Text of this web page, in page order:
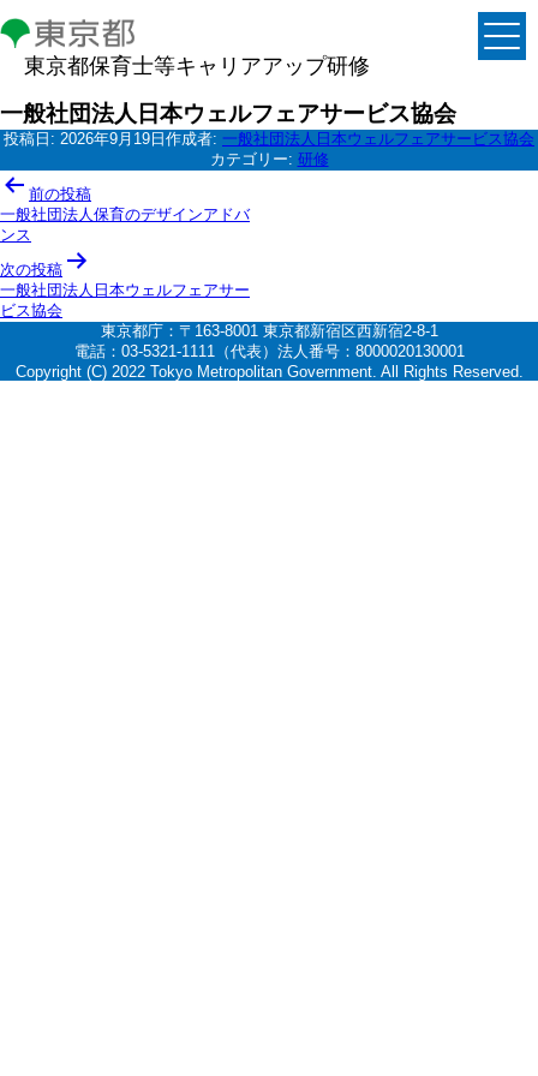
東京都保育士等キャリアアップ研修
一般社団法人日本ウェルフェアサービス協会
投稿日: 2026年9月19日 作成者: 一般社団法人日本ウェルフェアサービス協会
カテゴリー: 研修
投
稿
ナ
ビ
ゲ
シ
前の投稿
一般社団法人保育のデザインアドバ
ンス
次の投稿
一般社団法人日本ウェルフェアサー
ビス協会
東京都庁：〒163-8001 東京都新宿区西新宿2-8-1
電話：03-5321-1111（代表）法人番号：8000020130001
Copyright (C) 2022 Tokyo Metropolitan Government. All Rights Reserved.